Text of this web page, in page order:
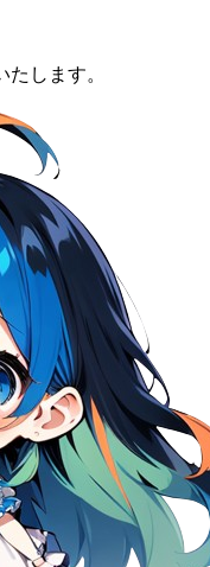
します。